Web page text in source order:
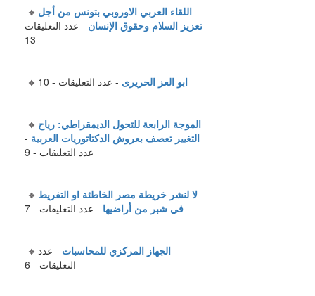
اللقاء العربي الاوروبي بتونس من أجل
تعزيز السلام وحقوق الإنسان - عدد التعليقات
- 13
ابو العز الحريرى - عدد التعليقات - 10
الموجة الرابعة للتحول الديمقراطي: رياح
التغيير تعصف بعروش الدكتاتوريات العربية -
عدد التعليقات - 9
لا لنشر خريطة مصر الخاطئة او التفريط
في شبر من أراضيها - عدد التعليقات - 7
الجهاز المركزي للمحاسبات - عدد
التعليقات - 6